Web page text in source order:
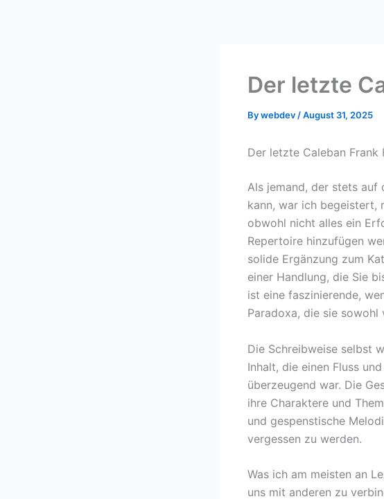
Der letzte
Bywebdev /August 31, 2025
Der letzte Caleban Frank
Als jemand, der stets auf
kann, war ich begeistert,
obwohl nicht alles ein
Repertoire hinzufügen
solide Ergänzung zum
einer Handlung, die Sie
ist eine faszinierende,
Paradoxa, die sie
Die Schreibweise selbst
Inhalt, die einen Fluss
überzeugend war. Die
ihre Charaktere und
und gespenstische
vergessen zu werden.
Was ich am meisten an
uns mit anderen zu